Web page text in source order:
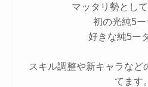
マッタリ勢として
初の光純5
好きな純5ー
スキル調整や新キャラなど
てます。